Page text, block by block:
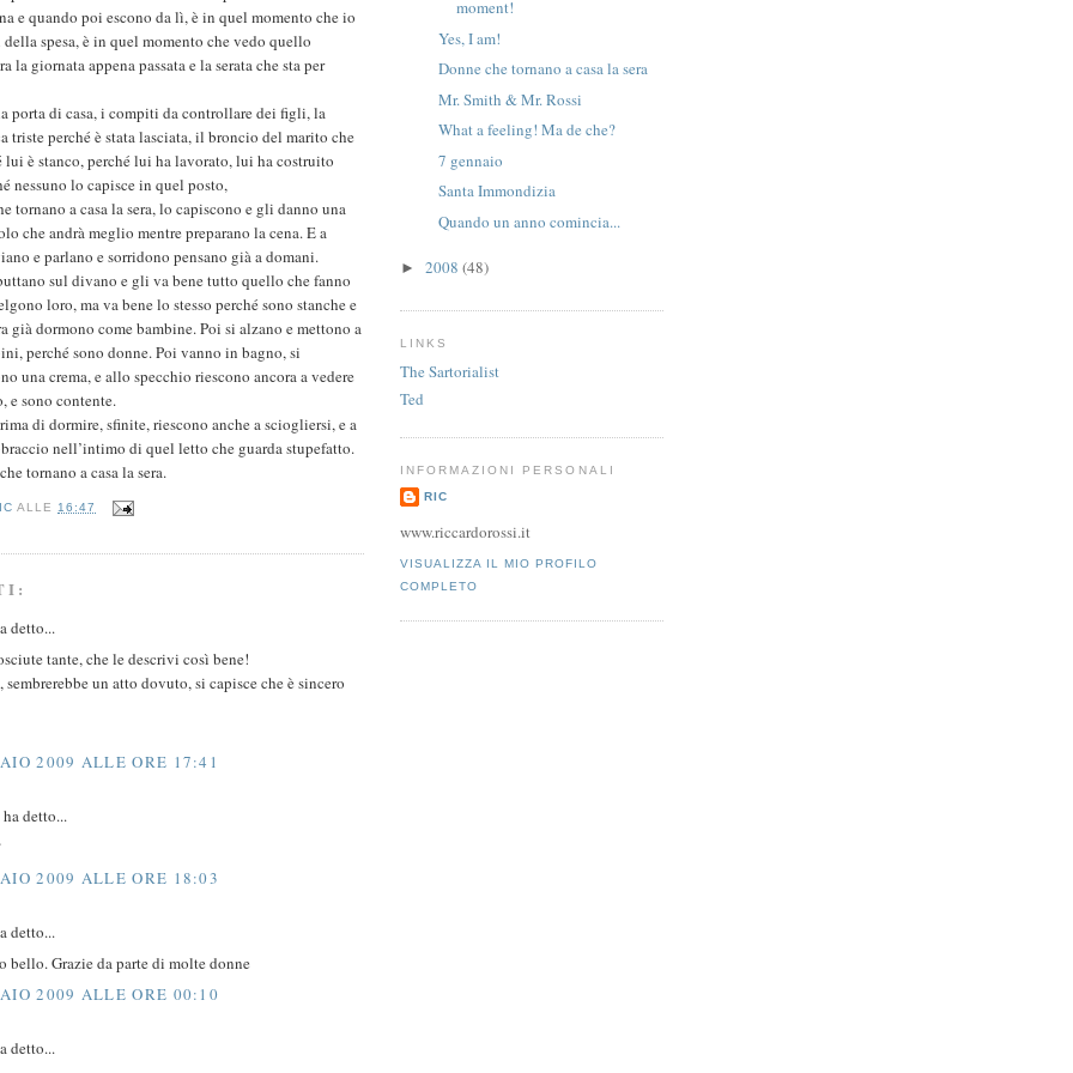
e quando poi escono da lì, è in quel momento che io
spesa, è in quel momento che vedo quello
la giornata appena passata e la serata che sta per
porta di casa, i compiti da controllare dei figli, la
triste perché è stata lasciata, il broncio del marito che
lui è stanco, perché lui ha lavorato, lui ha costruito
nessuno lo capisce in quel posto,
tornano a casa la sera, lo capiscono e gli danno una
che andrà meglio mentre preparano la cena. E a
e parlano e sorridono pensano già a domani.
sul divano e gli va bene tutto quello che fanno
loro, ma va bene lo stesso perché sono stanche e
già dormono come bambine. Poi si alzano e mettono a
perché sono donne. Poi vanno in bagno, si
una crema, e allo specchio riescono ancora a vedere
e sono contente.
di dormire, sfinite, riescono anche a sciogliersi, e a
nell’intimo di quel letto che guarda stupefatto.
tornano a casa la sera.
ALLE 16:47
detto...
tante, che le descrivi così bene!
un atto dovuto, si capisce che è sincero
2009 ALLE ORE 17:41
ha detto...
2009 ALLE ORE 18:03
detto...
bello. Grazie da parte di molte donne
2009 ALLE ORE 00:10
detto...
moment!
Yes, I am!
Donne che tornano a casa la sera
Mr. Smith & Mr. Rossi
What a feeling! Ma de che?
7 gennaio
Santa Immondizia
Quando un anno comincia...
► 2008 (48)
LINKS
The Sartorialist
Ted
INFORMAZIONI PERSONALI
RIC
www.riccardorossi.it
VISUALIZZA IL MIO PROFILO
COMPLETO